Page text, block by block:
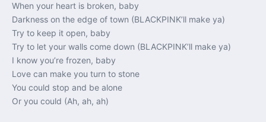
When your heart is broken, baby
Darkness on the edge of town (BLACKPINK’ll make ya)
Try to keep it open, baby
Try to let your walls come down (BLACKPINK’ll make ya)
I know you’re frozen, baby
Love can make you turn to stone
You could stop and be alone
Or you could (Ah, ah, ah)